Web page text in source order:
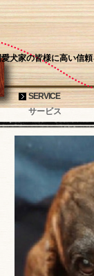
犬家の皆様に高い信
サービス
SERVICE